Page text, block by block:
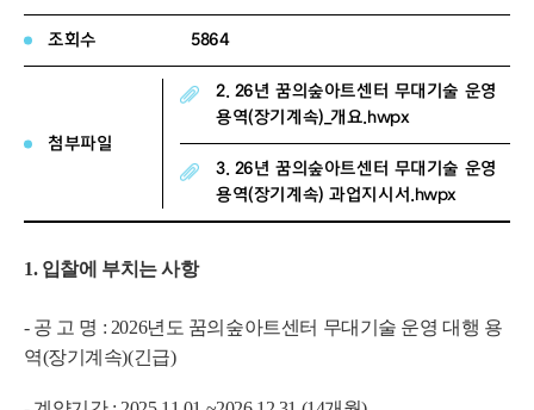
조회수 5864
첨부파일
2. 26년 꿈의숲아트센터 무대기술 운영
용역(장기계속)_개요.hwpx
3. 26년 꿈의숲아트센터 무대기술 운영
용역(장기계속) 과업지시서.hwpx
1. 입찰에 부치는 사항
- 공 고 명 : 2026년도 꿈의숲아트센터 무대기술 운영 대행 용
역(장기계속)(긴급)